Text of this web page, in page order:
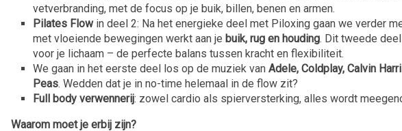
vetverbranding, met de focus op je buik, billen, benen en armen.
Pilates Flowin deel 2: Na het energieke deel met Piloxing gaan we verder
met vloeiende bewegingen werkt aan je buik, rug en houding. Dit tweede
voor je lichaam – de perfecte balans tussen kracht en flexibiliteit.
We gaan in het eerste deel los op de muziek van Adele, Coldplay, Calvin
Peas. Wedden dat je in no-time helemaal in de flow zit?
Full body verwennerij: zowel cardio als spierversterking, alles wordt
Waarom moet je erbij zijn?